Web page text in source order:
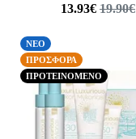
13.93€ 19.90€
ΝΕΟ
ΠΡΟΣΦΟΡΑ
ΠΡΟΤΕΙΝΟΜΕΝΟ